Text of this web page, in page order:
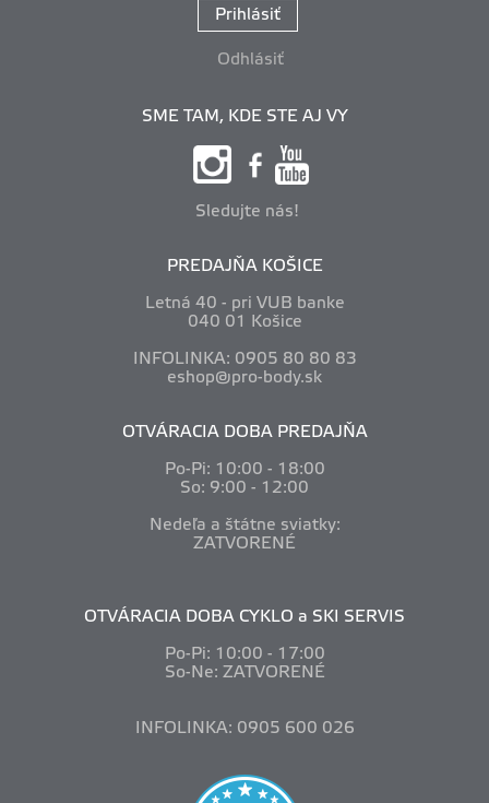
Prihlásiť
Odhlásiť
SME TAM, KDE STE AJ VY
Sledujte nás!
PREDAJŇA KOŠICE
Letná 40 - pri VUB banke
040 01 Košice
INFOLINKA: 0905 80 80 83
eshop@pro-body.sk
OTVÁRACIA DOBA PREDAJŇA
Po-Pi: 10:00 - 18:00
So: 9:00 - 12:00
Nedeľa a štátne sviatky:
ZATVORENÉ
OTVÁRACIA DOBA CYKLO a SKI SERVIS
Po-Pi: 10:00 - 17:00
So-Ne: ZATVORENÉ
INFOLINKA: 0905 600 026